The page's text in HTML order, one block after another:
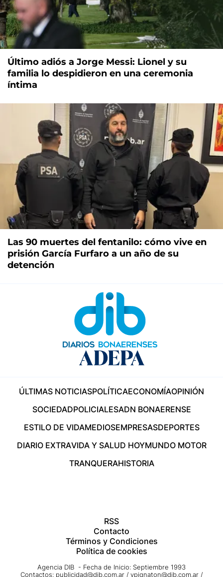
Último adiós a Jorge Messi: Lionel y su
familia lo despidieron en una ceremonia
íntima
Las 90 muertes del fentanilo: cómo vive en
prisión García Furfaro a un año de su
detención
ÚLTIMAS NOTICIASPOLÍTICAECONOMÍAOPINIÓN
SOCIEDADPOLICIALESADN BONAERENSE
ESTILO DE VIDAMEDIOSEMPRESASDEPORTES
DIARIO EXTRAVIDA Y SALUD HOYMUNDO MOTOR
TRANQUERAHISTORIA
RSS
Contacto
Términos y Condiciones
Política de cookies
Agencia DIB - Fecha de Inicio: Septiembre 1993
Contactos: publicidad@dib.com.ar / vpignaton@dib.com.ar /